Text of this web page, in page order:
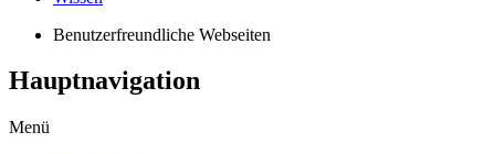
Benutzerfreundliche Webseiten
Hauptnavigation
Menü